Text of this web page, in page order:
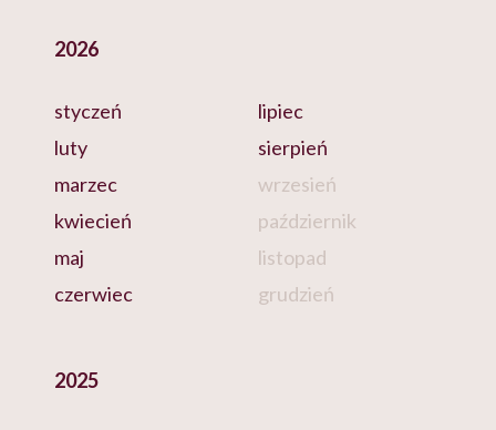
2026
styczeń
luty
marzec
kwiecień
maj
czerwiec
lipiec
sierpień
wrzesień
październik
listopad
grudzień
2025